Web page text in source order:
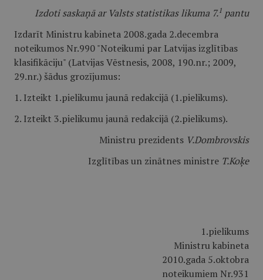
Izdoti saskaņā ar Valsts statistikas likuma 7. 1 pantu
Izdarīt Ministru kabineta 2008.gada 2.decembra
noteikumos Nr.990 "Noteikumi par Latvijas izglītības
klasifikāciju" (Latvijas Vēstnesis, 2008, 190.nr.; 2009,
29.nr.) šādus grozījumus:
1. Izteikt 1.pielikumu jaunā redakcijā (1.pielikums).
2. Izteikt 3.pielikumu jaunā redakcijā (2.pielikums).
Ministru prezidents V.Dombrovskis
Izglītības un zinātnes ministre T.Koķe
1.pielikums
Ministru kabineta
2010.gada 5.oktobra
noteikumiem Nr.931